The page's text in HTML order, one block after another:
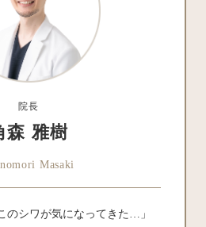
院長
森 雅樹
Masaki
のシワが気になってきた…」